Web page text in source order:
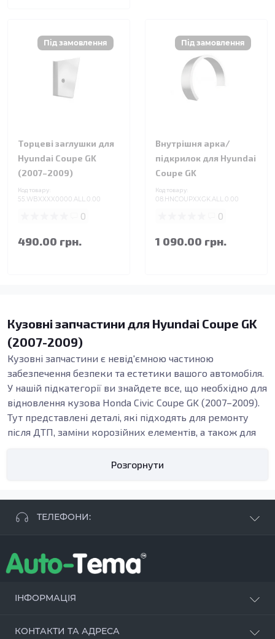
Торцеві заглушки для
Hyundai Coupe GK
(2007–2009)
Код товару:
55.WBXXXX0000.ALL.0.00
0
490.00 грн.
Внутрішня арка/
підкрилок для Hyundai
Coupe GK
Код товару:
08.HNCOUPXXGK.ALL.0.00
0
1 090.00 грн.
Кузовні запчастини для Hyundai Coupe GK
(2007-2009)
Кузовні запчастини є невід'ємною частиною
забезпечення безпеки та естетики вашого автомобіля.
У нашій підкатегорії ви знайдете все, що необхідно для
відновлення кузова Honda Civic Coupe GK (2007–2009).
Тут представлені деталі, які підходять для ремонту
після ДТП, заміни корозійних елементів, а також для
Які кузовні запчастини для Hyundai Coupe
У цій підкатегорії ви зможете знайти широкий
асортимент кузовних деталей, таких як пороги,
забезпечуючи не лише структурну цілісність, але й
захист від зовнішніх впливів. Наприклад,
виконують функцію опорної структури, а їх своєчасна
майбутньому.
Розгорнути
ТЕЛЕФОНИ:
+38 096 250 84 38
+38 099 657 61 50
ІНФОРМАЦІЯ
КОНТАКТИ ТА АДРЕСА